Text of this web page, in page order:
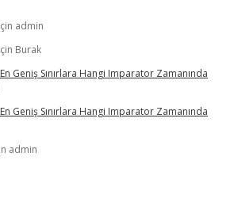
admin
Burak
Geniş Sınırlara Hangi Imparator Zamanında
Geniş Sınırlara Hangi Imparator Zamanında
admin